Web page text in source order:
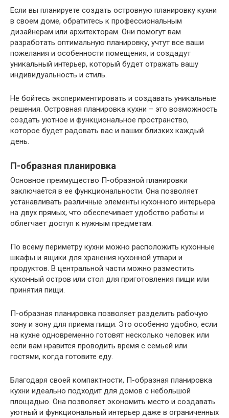
Если вы планируете создать островную планировку кухни
в своем доме, обратитесь к профессиональным
дизайнерам или архитекторам. Они помогут вам
разработать оптимальную планировку, учтут все ваши
пожелания и особенности помещения, и создадут
уникальный интерьер, который будет отражать вашу
индивидуальность и стиль.
Не бойтесь экспериментировать и создавать уникальные
решения. Островная планировка кухни – это возможность
создать уютное и функциональное пространство,
которое будет радовать вас и ваших близких каждый
день.
П-образная планировка
Основное преимущество П-образной планировки
заключается в ее функциональности. Она позволяет
устанавливать различные элементы кухонного интерьера
на двух прямых, что обеспечивает удобство работы и
облегчает доступ к нужным предметам.
По всему периметру кухни можно расположить кухонные
шкафы и ящики для хранения кухонной утвари и
продуктов. В центральной части можно разместить
кухонный остров или стол для приготовления пищи или
принятия пищи.
П-образная планировка позволяет разделить рабочую
зону и зону для приема пищи. Это особенно удобно, если
на кухне одновременно готовят несколько человек или
если вам нравится проводить время с семьей или
гостями, когда готовите еду.
Благодаря своей компактности, П-образная планировка
кухни идеально подходит для домов с небольшой
площадью. Она позволяет экономить место и создавать
уютный и функциональный интерьер даже в ограниченных